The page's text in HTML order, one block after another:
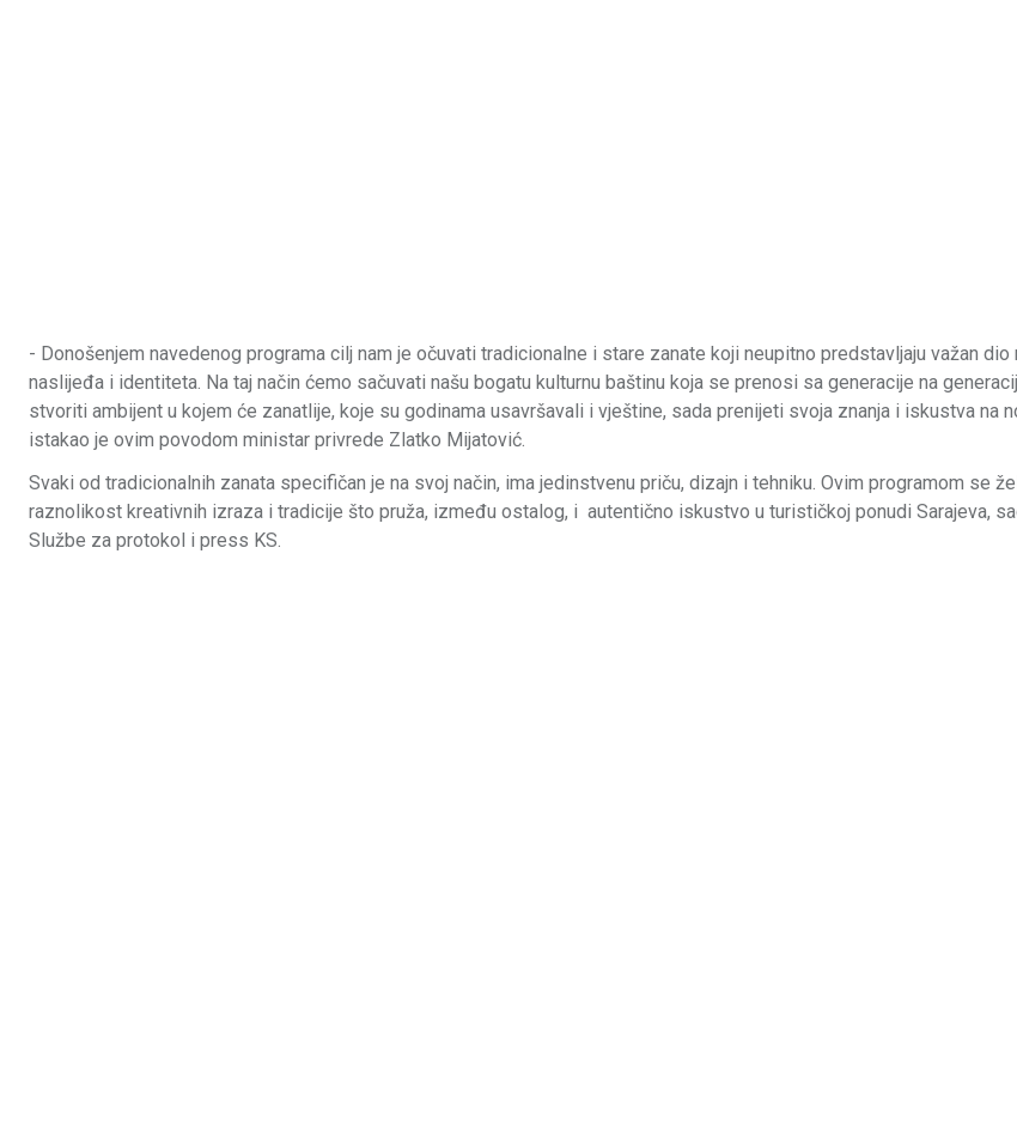
- Donošenjem navedenog programa cilj nam je očuvati tradicionalne i stare zanate koji neupitno predstavljaju važan dio
naslijeđa i identiteta. Na taj način ćemo sačuvati našu bogatu kulturnu baštinu koja se prenosi sa generacije na
stvoriti ambijent u kojem će zanatlije, koje su godinama usavršavali i vještine, sada prenijeti svoja znanja i iskustva na
istakao je ovim povodom ministar privrede Zlatko Mijatović.
Svaki od tradicionalnih zanata specifičan je na svoj način, ima jedinstvenu priču, dizajn i tehniku. Ovim programom se
raznolikost kreativnih izraza i tradicije što pruža, između ostalog, i autentično iskustvo u turističkoj ponudi Sarajeva,
Službe za protokol i press KS.